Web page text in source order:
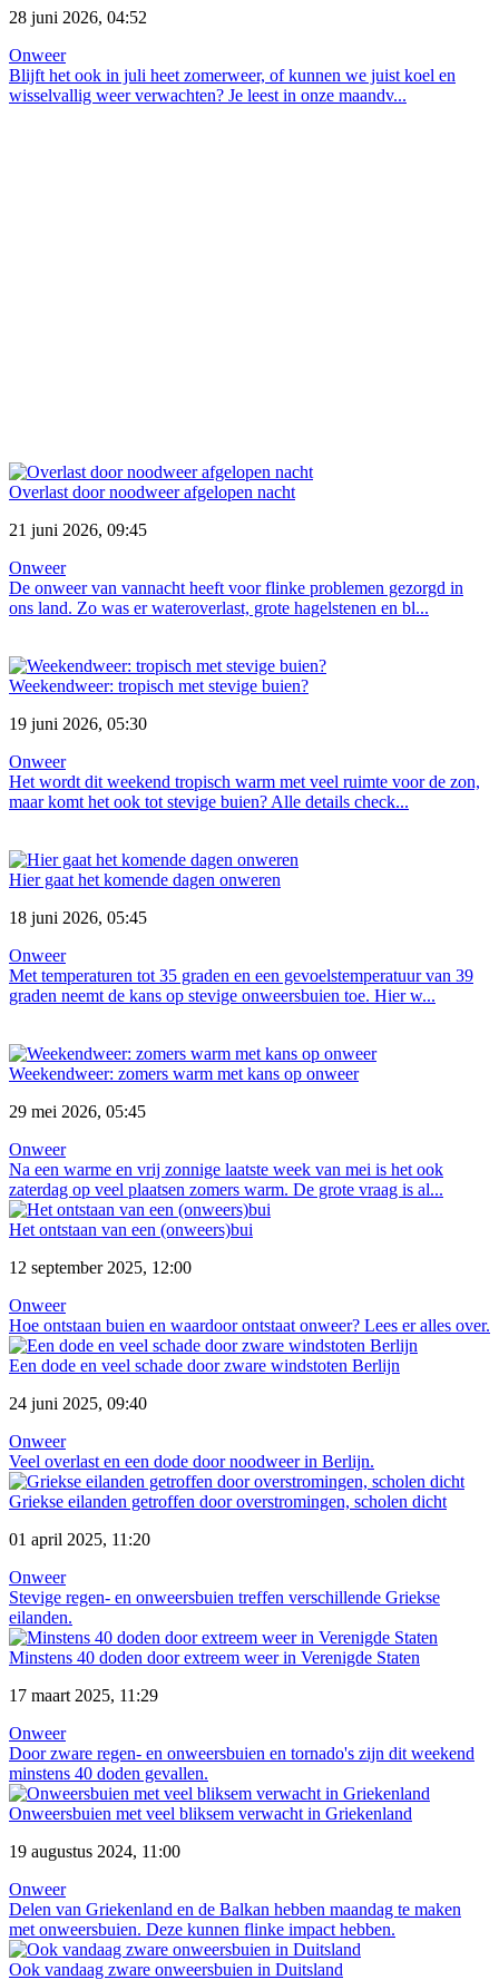
28 juni 2026, 04:52
Onweer
Blijft het ook in juli heet zomerweer, of kunnen we juist koel en
wisselvallig weer verwachten? Je leest in onze maandv...
Overlast door noodweer afgelopen nacht
21 juni 2026, 09:45
Onweer
De onweer van vannacht heeft voor flinke problemen gezorgd in
ons land. Zo was er wateroverlast, grote hagelstenen en bl...
Weekendweer: tropisch met stevige buien?
19 juni 2026, 05:30
Onweer
Het wordt dit weekend tropisch warm met veel ruimte voor de zon,
maar komt het ook tot stevige buien? Alle details check...
Hier gaat het komende dagen onweren
18 juni 2026, 05:45
Onweer
Met temperaturen tot 35 graden en een gevoelstemperatuur van 39
graden neemt de kans op stevige onweersbuien toe. Hier w...
Weekendweer: zomers warm met kans op onweer
29 mei 2026, 05:45
Onweer
Na een warme en vrij zonnige laatste week van mei is het ook
zaterdag op veel plaatsen zomers warm. De grote vraag is al...
Het ontstaan van een (onweers)bui
12 september 2025, 12:00
Onweer
Hoe ontstaan buien en waardoor ontstaat onweer? Lees er alles over.
Een dode en veel schade door zware windstoten Berlijn
24 juni 2025, 09:40
Onweer
Veel overlast en een dode door noodweer in Berlijn.
Griekse eilanden getroffen door overstromingen, scholen dicht
01 april 2025, 11:20
Onweer
Stevige regen- en onweersbuien treffen verschillende Griekse
eilanden.
Minstens 40 doden door extreem weer in Verenigde Staten
17 maart 2025, 11:29
Onweer
Door zware regen- en onweersbuien en tornado's zijn dit weekend
minstens 40 doden gevallen.
Onweersbuien met veel bliksem verwacht in Griekenland
19 augustus 2024, 11:00
Onweer
Delen van Griekenland en de Balkan hebben maandag te maken
met onweersbuien. Deze kunnen flinke impact hebben.
Ook vandaag zware onweersbuien in Duitsland